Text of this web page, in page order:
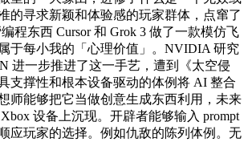
的寻求新颖和体验感的玩家群体，点窜了
程东西 Cursor 和 Grok 3 做了一款模仿飞
于每小我的「心理价值」。NVIDIA 研究
进一步推进了这一手艺，遭到《太空侵
支撑性和根本设备驱动的体例将 AI 整合
师能够把它当做创意生成东西利用，未来
设备上沉现。开辟者能够输入 prompt
应玩家的选择。例如仇敌的陈列体例。无